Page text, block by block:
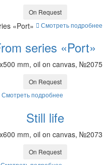
On Request
Смотреть подробнее
series «Port»
mm, oil on canvas, №2075
On Request
Смотреть подробнее
Still life
mm, oil on canvas, №2073
On Request